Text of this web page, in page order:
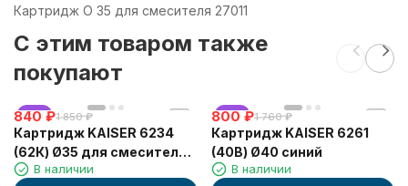
Картридж O 35 для смесителя 27011
C этим товаром также
покупают
хит
840 ₽1 850 ₽
Картридж KAISER 6234
(62К) Ø35 для смесителей
серии 62/71111
В наличии
хит
800 ₽1 760 ₽
Картридж KAISER 6261
(40В) Ø40 синий
В наличии